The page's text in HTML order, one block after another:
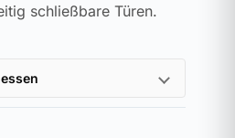
schließbare Türen.